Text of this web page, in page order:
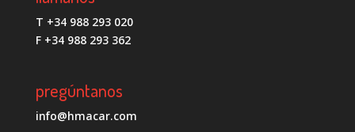
T +34 988 293 020
F +34 988 293 362
pregúntanos
info@hmacar.com